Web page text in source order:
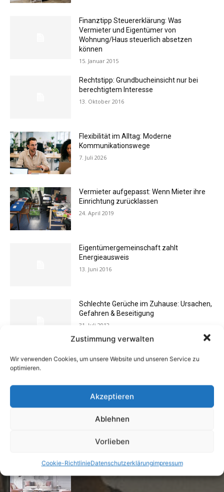
Zustimmung verwalten
Wir verwenden Cookies, um unsere Website und unseren Service zu
optimieren.
Akzeptieren
Ablehnen
Vorlieben
Cookie-RichtlinieDatenschutzerklärungimpressum
Finanztipp Steuererklärung: Was
Vermieter und Eigentümer von
Wohnung/Haus steuerlich absetzen
können
15. Januar 2015
Rechtstipp: Grundbucheinsicht nur bei
berechtigtem Interesse
13. Oktober 2016
Flexibilität im Alltag: Moderne
Kommunikationswege
7. Juli 2026
Vermieter aufgepasst: Wenn Mieter ihre
Einrichtung zurücklassen
24. April 2019
Eigentümergemeinschaft zahlt
Energieausweis
13. Juni 2016
Schlechte Gerüche im Zuhause: Ursachen,
Gefahren & Beseitigung
31. Juli 2012
Buchtipp: «Oliven»
Die Redaktion empfiehlt
Fototapeten: Neuer Look fürs